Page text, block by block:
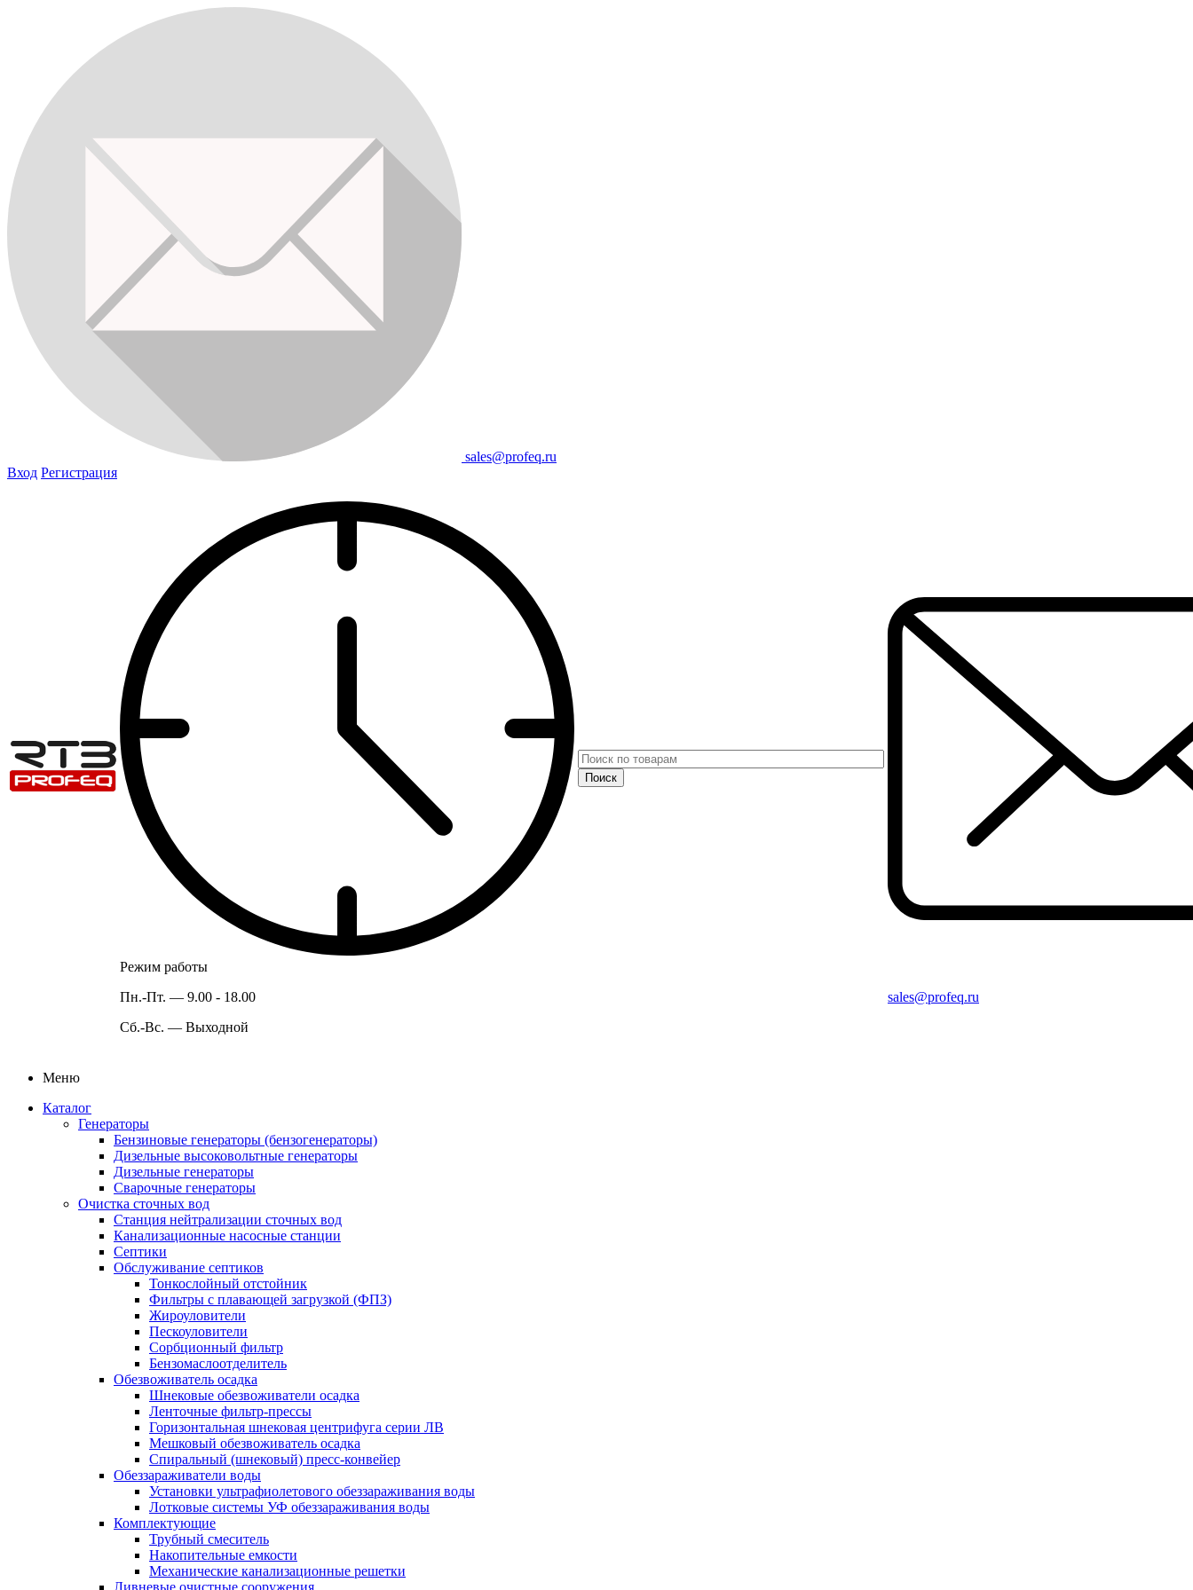
sales@profeq.ru
Вход Регистрация
Режим работы
Пн.-Пт. — 9.00 - 18.00
Сб.-Вс. — Выходной
sales@profeq.ru
Меню
Каталог
Генераторы
Бензиновые генераторы (бензогенераторы)
Дизельные высоковольтные генераторы
Дизельные генераторы
Сварочные генераторы
Очистка сточных вод
Станция нейтрализации сточных вод
Канализационные насосные станции
Септики
Обслуживание септиков
Тонкослойный отстойник
Фильтры с плавающей загрузкой (ФПЗ)
Жироуловители
Пескоуловители
Сорбционный фильтр
Бензомаслоотделитель
Обезвоживатель осадка
Шнековые обезвоживатели осадка
Ленточные фильтр-прессы
Горизонтальная шнековая центрифуга серии ЛВ
Мешковый обезвоживатель осадка
Спиральный (шнековый) пресс-конвейер
Обеззараживатели воды
Установки ультрафиолетового обеззараживания воды
Лотковые системы УФ обеззараживания воды
Комплектующие
Трубный смеситель
Накопительные емкости
Механические канализационные решетки
Ливневые очистные сооружения